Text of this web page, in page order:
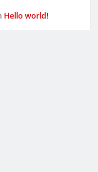
Hello world!